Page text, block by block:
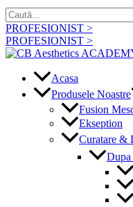
Skip
to
content
Caută...
PROFESIONIST >
PROFESIONIST >
Acasa
Produsele Noastre
Fusion
Ekseption
Curatare &
Dupa